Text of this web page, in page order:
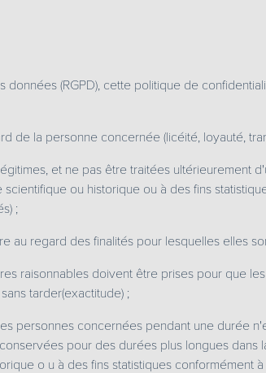
(RGPD), cette politique de
de la personne concernée (licéité, loyauté,
et ne pas être traitées ultérieurement
ou historique ou à des fins
;
au regard des finalités pour lesquelles elles
raisonnables doivent être prises pour que
tarder(exactitude) ;
personnes concernées pendant une durée
pour des durées plus longues
o u à des fins statistiques conformément